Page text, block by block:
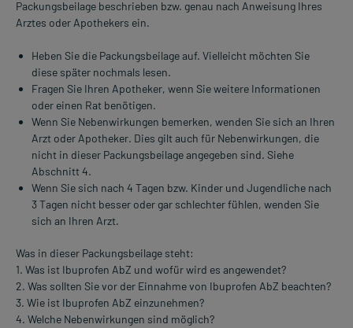
Packungsbeilage beschrieben bzw. genau nach Anweisung Ihres
Arztes oder Apothekers ein.
Heben Sie die Packungsbeilage auf. Vielleicht möchten Sie
diese später nochmals lesen.
Fragen Sie Ihren Apotheker, wenn Sie weitere Informationen
oder einen Rat benötigen.
Wenn Sie Nebenwirkungen bemerken, wenden Sie sich an Ihren
Arzt oder Apotheker. Dies gilt auch für Nebenwirkungen, die
nicht in dieser Packungsbeilage angegeben sind. Siehe
Abschnitt 4.
Wenn Sie sich nach 4 Tagen bzw. Kinder und Jugendliche nach
3 Tagen nicht besser oder gar schlechter fühlen, wenden Sie
sich an Ihren Arzt.
Was in dieser Packungsbeilage steht:
1. Was ist Ibuprofen AbZ und wofür wird es angewendet?
2. Was sollten Sie vor der Einnahme von Ibuprofen AbZ beachten?
3. Wie ist Ibuprofen AbZ einzunehmen?
4. Welche Nebenwirkungen sind möglich?